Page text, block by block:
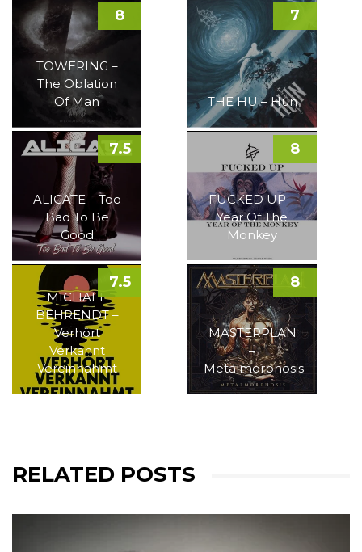
TOWERING –
The Oblation
Of Man
8
THE HU – Hun
7
ALICATE – Too
Bad To Be
Good
7.5
FUCKED UP –
Year Of The
Monkey
8
MICHAEL
BEHRENDT –
Verhört
Verkannt
Vereinnahmt
7.5
MASTERPLAN
–
Metalmorphosis
8
RELATED POSTS